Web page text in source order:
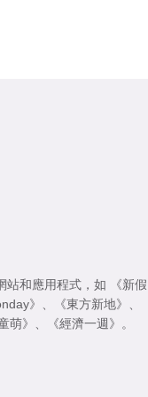
站和應用程式，如
《新假
》 《東方新地》
萌》 《經濟一週》 。